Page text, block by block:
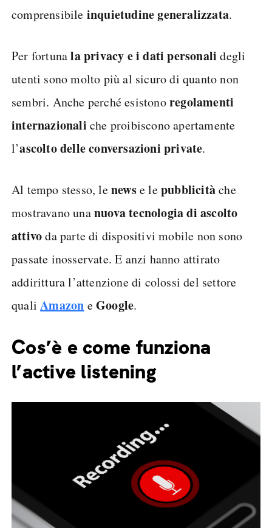
comprensibile inquietudine generalizzata.
Per fortunala privacy e i dati personalidegli
utenti sono molto più al sicuro di quanto non
sembri. Anche perché esistonoregolamenti
internazionali che proibiscono apertamente
l’ascolto delle conversazioni private.
Al tempo stesso, lenewse lepubblicitàche
mostravano unanuova tecnologia di ascolto
attivoda parte di dispositivi mobile non sono
passate inosservate. E anzi hanno attirato
addirittura l’attenzione di colossi del settore
qualiAmazon eGoogle.
Cos’è e come funziona
l’active listening